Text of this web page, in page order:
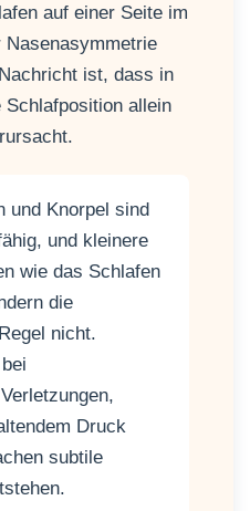
auf einer Seite im
Nasenasymmetrie
ist, dass in
Schlafposition allein
und Knorpel sind
und kleinere
wie das Schlafen
die
nicht.
Druck
subtile